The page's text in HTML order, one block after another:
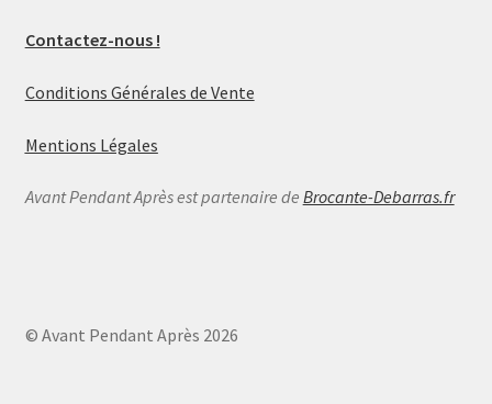
Contactez-nous !
Conditions Générales de Vente
Mentions Légales
Avant Pendant Après est partenaire de Brocante-Debarras.fr
© Avant Pendant Après 2026